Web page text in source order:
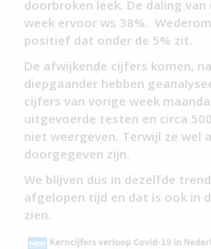
doorbroken leek. De daling van
week ervoor ws 38%.
positief dat onder de 5% zit.
De afwijkende cijfers komen,
diepgaander hebben
cijfers van vorige week
uitgevoerde testen en circa
niet weergeven. Terwijl ze wel
doorgegeven zijn.
We blijven dus in dezelfde
afgelopen tijd en dat is ook in
zien.